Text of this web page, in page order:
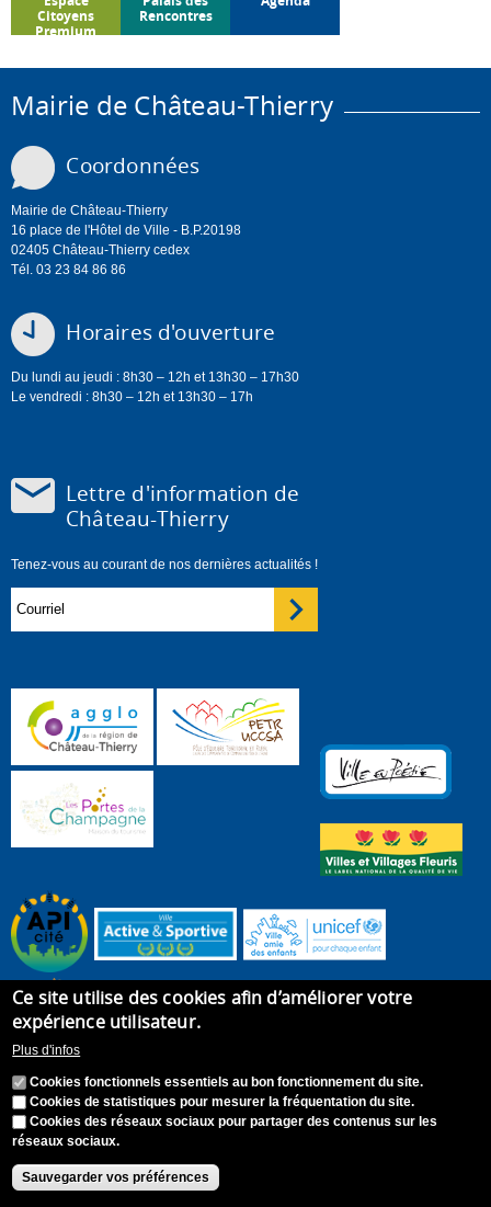
Citoyens
Premium
Rencontres
Mairie de Château-Thierry
Coordonnées
Mairie de Château-Thierry
16 place de l'Hôtel de Ville - B.P.20198
02405 Château-Thierry cedex
Tél. 03 23 84 86 86
Horaires d'ouverture
Du lundi au jeudi : 8h30 – 12h et 13h30 – 17h30
Le vendredi : 8h30 – 12h et 13h30 – 17h
Lettre d'information de
Château-Thierry
Tenez-vous au courant de nos dernières actualités !
Accueil Plan du site
Appel à candidature
Contact
Accessibilité : Non conforme
Ce site utilise des cookies afin d’améliorer votre
expérience utilisateur.
Plus d'infos
Cookies fonctionnels essentiels au bon fonctionnement du site.
Cookies de statistiques pour mesurer la fréquentation du site.
Cookies des réseaux sociaux pour partager des contenus sur les
réseaux sociaux.
Sauvegarder vos préférences